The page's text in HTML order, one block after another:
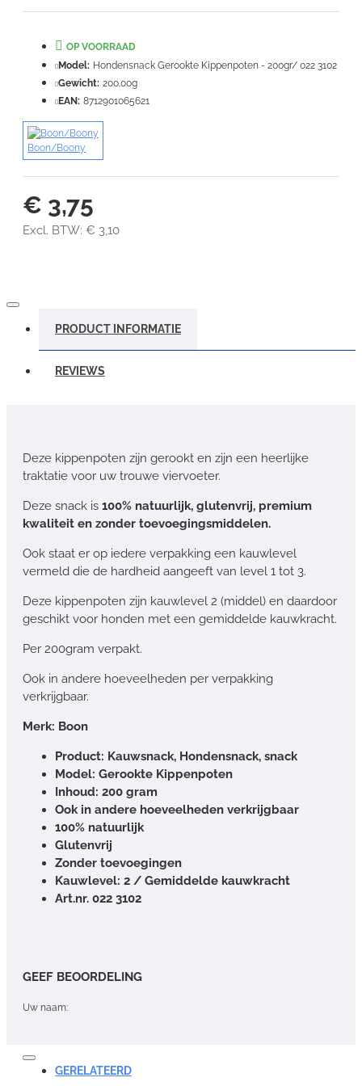
Note:HTML-code wordt niet vertaald!
Slecht
VERDER
€ 3,75
Excl. BTW: € 3,10
OP VOORRAAD
Model: Hondensnack Gerookte Kippenpoten - 200gr/ 022 3102
Gewicht: 200.00g
EAN: 8712901065621
Boon/Boony
PRODUCT INFORMATIE
REVIEWS
Deze kippenpoten zijn gerookt en zijn een heerlijke
traktatie voor uw trouwe viervoeter.
Deze snack is 100% natuurlijk, glutenvrij, premium
kwaliteit en zonder toevoegingsmiddelen.
Ook staat er op iedere verpakking een kauwlevel
vermeld die de hardheid aangeeft van level 1 tot 3.
Deze kippenpoten zijn kauwlevel 2 (middel) en daardoor
geschikt voor honden met een gemiddelde kauwkracht.
Per 200gram verpakt.
Ook in andere hoeveelheden per verpakking
verkrijgbaar.
Merk: Boon
Product: Kauwsnack, Hondensnack, snack
Model: Gerookte Kippenpoten
Inhoud: 200 gram
Ook in andere hoeveelheden verkrijgbaar
100% natuurlijk
Glutenvrij
Zonder toevoegingen
Kauwlevel: 2 / Gemiddelde kauwkracht
Art.nr. 022 3102
GEEF BEOORDELING
Uw naam:
Opmerking:
GERELATEERD